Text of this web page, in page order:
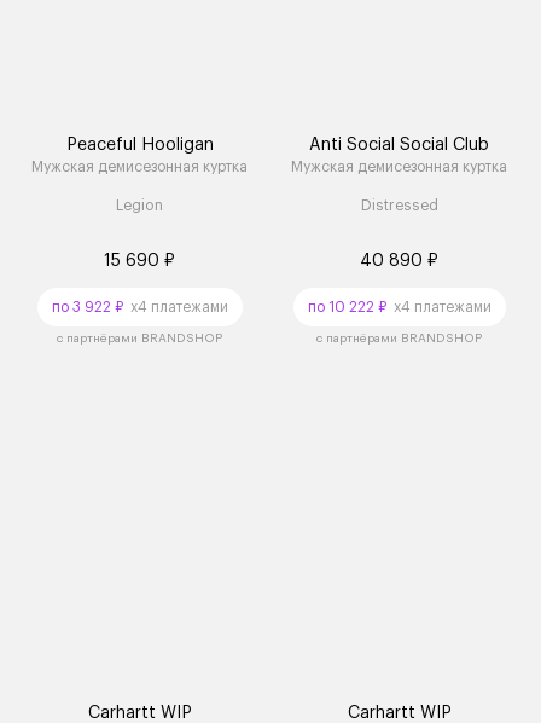
Peaceful Hooligan
Мужская демисезонная куртка
Legion
15 690 ₽
по 3 922 ₽x4 платежами
с партнёрами BRANDSHOP
Anti Social Social Club
Мужская демисезонная куртка
Distressed
40 890 ₽
по 10 222 ₽x4 платежами
с партнёрами BRANDSHOP
Carhartt WIP Carhartt WIP